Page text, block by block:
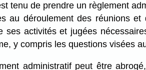
tenu de prendre un règlement
au déroulement des réunions et
ses activités et jugées
y compris les questions visées
administratif peut être